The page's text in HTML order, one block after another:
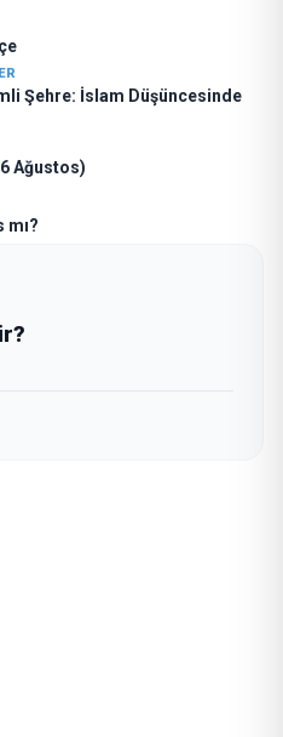
Şehre: İslam Düşüncesinde
Ağustos)